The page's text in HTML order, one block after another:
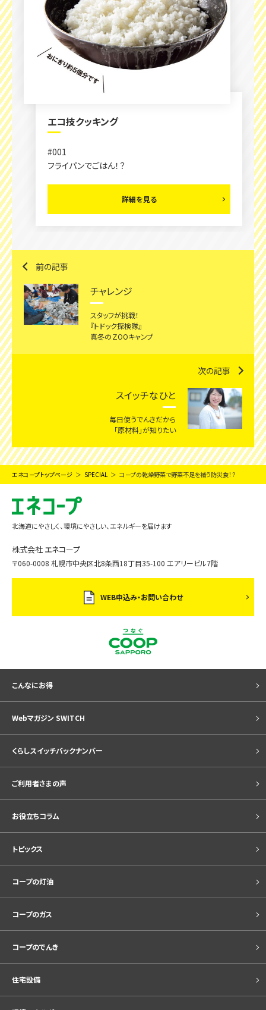
エコ技クッキング
#001
フライパンでごはん！？
詳細を見る
前の記事
チャレンジ
スタッフが挑戦！
『トドック探検隊』
真冬のＺOOキャンプ
次の記事
スイッチなひと
毎日使うでんきだから
「原材料」が知りたい
エネコープトップページ SPECIAL コープの乾燥野菜で野菜不足を補う防災食！？
北海道にやさしく、環境にやさしい、エネルギーを届けます
株式会社 エネコープ
〒060-0008 札幌市中央区北8条西18丁目35-100 エアリービル7階
WEB申込み・お問い合わせ
こんなにお得
Webマガジン SWITCH
くらしスイッチバックナンバー
ご利用者さまの声
お役立ちコラム
トピックス
コープの灯油
コープのガス
コープのでんき
住宅設備